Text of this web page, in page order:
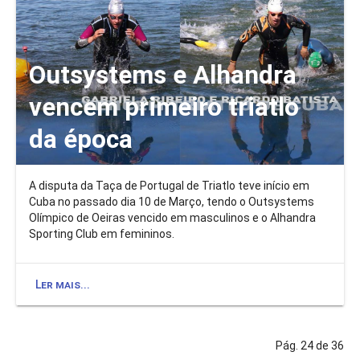
Outsystems e Alhandra
vencem primeiro triatlo
da época
A disputa da Taça de Portugal de Triatlo teve início em
Cuba no passado dia 10 de Março, tendo o Outsystems
Olímpico de Oeiras vencido em masculinos e o Alhandra
Sporting Club em femininos.
Ler mais...
Pág. 24 de 36